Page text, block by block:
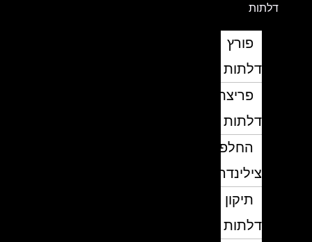
דלתות
פורץ
דלתות
פריצת
דלתות
החלפת
צילינדרים
תיקון
דלתות